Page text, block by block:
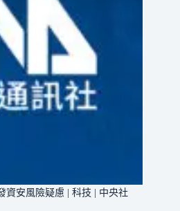
安風險疑慮 | 科技 | 中央社